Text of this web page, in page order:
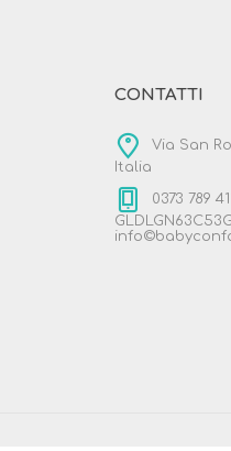
CONTATTI
Via San
Italia
0373 789